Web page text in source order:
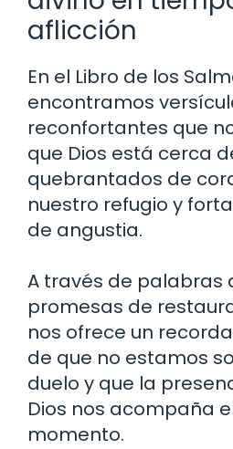
aflicción
En el Libro de los
encontramos
reconfortantes que
que Dios está cerca
quebrantados de
nuestro refugio y
de angustia.
A través de palabras
promesas de
nos ofrece un
de que no estamos
duelo y que la
Dios nos acompaña
momento.